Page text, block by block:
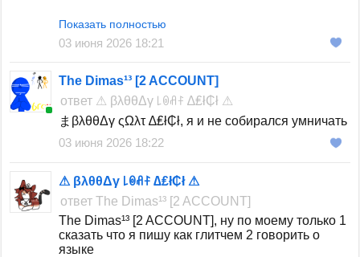
нахуя конфликты делать , особенно заниматься
Показать полностью
03 июня 2026 18:21
The Dimas¹³ [2 ACCOUNT]
ответ ⚠ βλθθΔγ ꒒ꉻꋬꊰ ∆₤ł₵ł ⚠
まβλθθΔγ ςΩλτ ∆₤ł₵ł, я и не собирался умничать
03 июня 2026 18:22
⚠ βλθθΔγ ꒒ꉻꋬꊰ ∆₤ł₵ł ⚠
ответThe Dimas¹³ [2 ACCOUNT]
The Dimas¹³ [2 ACCOUNT], ну по моему только 1
сказать что я пишу как глитчем 2 говорить о
языке